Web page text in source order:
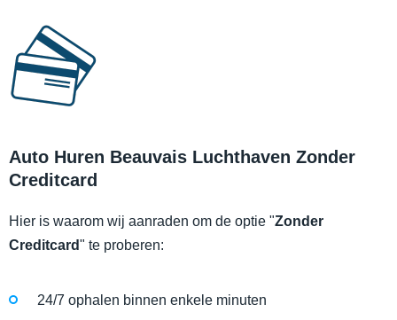
Auto Huren Beauvais Luchthaven Zonder
Creditcard
Hier is waarom wij aanraden om de optie "Zonder
Creditcard" te proberen:
24/7 ophalen binnen enkele minuten